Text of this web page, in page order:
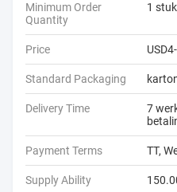
Minimum Order
Quantity
1 stuk
Price
Standard Packaging
Delivery Time
7
Payment Terms TT,
Supply Ability